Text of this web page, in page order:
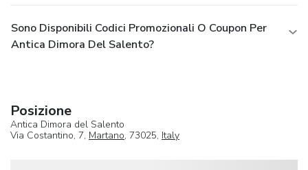
Sono Disponibili Codici Promozionali O Coupon Per
Antica Dimora Del Salento?
Posizione
Antica Dimora del Salento
Via Costantino, 7, Martano, 73025, Italy